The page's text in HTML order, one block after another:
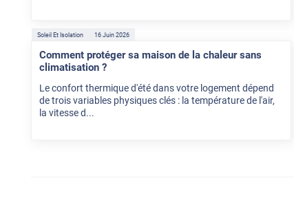
Soleil Et Isolation 16 Juin 2026
Comment protéger sa maison de la chaleur sans
climatisation ?
Le confort thermique d'été dans votre logement dépend
de trois variables physiques clés : la température de l'air,
la vitesse d...